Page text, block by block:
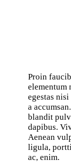
Proin
elementum
egestas
a
blandit
dapibus.
Aenean
ligula,
ac, enim.